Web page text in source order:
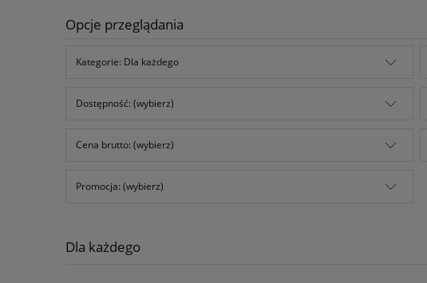
Opcje przeglądania
Kategorie: Dla każdego
Dostępność: (wybierz)
Cena brutto: (wybierz)
Promocja: (wybierz)
Dla każdego